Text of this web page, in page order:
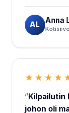
AL Anna
”Kilpailutin
johon oli